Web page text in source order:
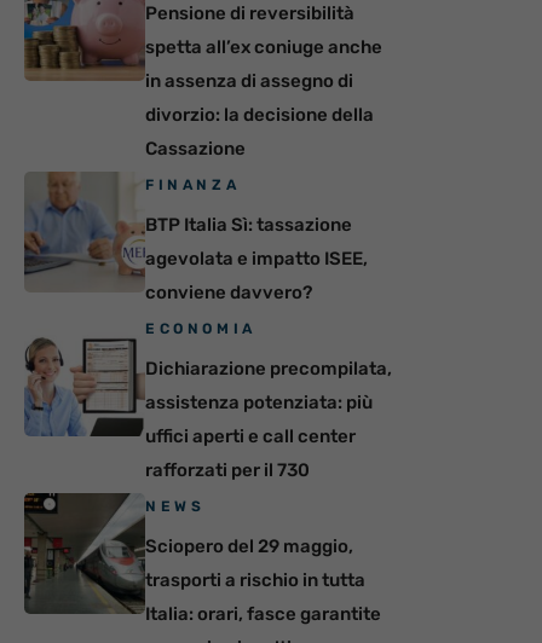
Pensione di reversibilità
spetta all’ex coniuge anche
in assenza di assegno di
divorzio: la decisione della
Cassazione
FINANZA
BTP Italia Sì: tassazione
agevolata e impatto ISEE,
conviene davvero?
ECONOMIA
Dichiarazione precompilata,
assistenza potenziata: più
uffici aperti e call center
rafforzati per il 730
NEWS
Sciopero del 29 maggio,
trasporti a rischio in tutta
Italia: orari, fasce garantite